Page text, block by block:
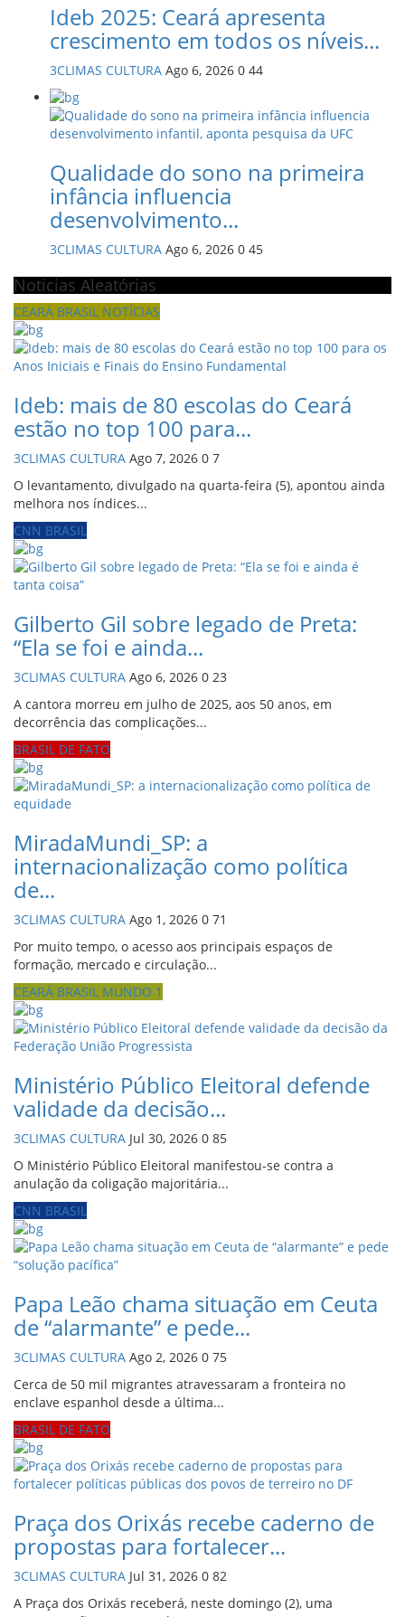
Ideb 2025: Ceará apresenta
crescimento em todos os níveis...
3CLIMAS CULTURA Ago 6, 2026 0 44
Qualidade do sono na primeira
infância influencia
desenvolvimento...
3CLIMAS CULTURA Ago 6, 2026 0 45
Noticias Aleatórias
CEARÁ BRASIL NOTÍCIAS
Ideb: mais de 80 escolas do Ceará
estão no top 100 para...
3CLIMAS CULTURA Ago 7, 2026 0 7
O levantamento, divulgado na quarta-feira (5), apontou ainda
melhora nos índices...
CNN BRASIL
Gilberto Gil sobre legado de Preta:
“Ela se foi e ainda...
3CLIMAS CULTURA Ago 6, 2026 0 23
A cantora morreu em julho de 2025, aos 50 anos, em
decorrência das complicações...
BRASIL DE FATO
MiradaMundi_SP: a
internacionalização como política
de...
3CLIMAS CULTURA Ago 1, 2026 0 71
Por muito tempo, o acesso aos principais espaços de
formação, mercado e circulação...
CEARÁ BRASIL MUNDO 1
Ministério Público Eleitoral defende
validade da decisão...
3CLIMAS CULTURA Jul 30, 2026 0 85
O Ministério Público Eleitoral manifestou-se contra a
anulação da coligação majoritária...
CNN BRASIL
Papa Leão chama situação em Ceuta
de “alarmante” e pede...
3CLIMAS CULTURA Ago 2, 2026 0 75
Cerca de 50 mil migrantes atravessaram a fronteira no
enclave espanhol desde a última...
BRASIL DE FATO
Praça dos Orixás recebe caderno de
propostas para fortalecer...
3CLIMAS CULTURA Jul 31, 2026 0 82
A Praça dos Orixás receberá, neste domingo (2), uma